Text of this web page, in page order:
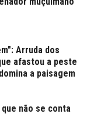
Arruda dos
afastou a peste
a paisagem
não se conta